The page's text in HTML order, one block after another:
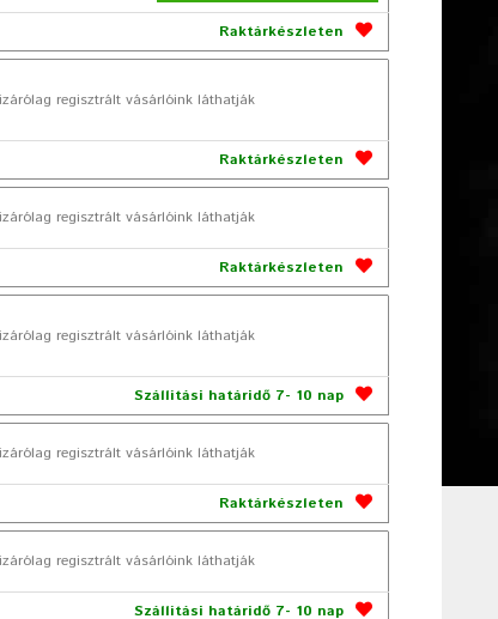
Raktárkészleten
regisztrált vásárlóink láthatják
Raktárkészleten
regisztrált vásárlóink láthatják
Raktárkészleten
regisztrált vásárlóink láthatják
Szállítási határidő 7- 10 nap
regisztrált vásárlóink láthatják
Raktárkészleten
regisztrált vásárlóink láthatják
Szállítási határidő 7- 10 nap